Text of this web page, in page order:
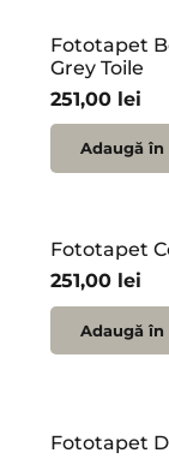
Fototapet
Grey Toile
251,00 lei
Adaugă în
Fototapet
251,00 lei
Adaugă în
Fototapet